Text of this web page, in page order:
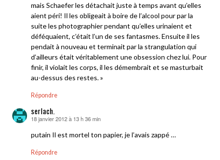
mais Schaefer les détachait juste à temps avant qu’elles
aient péri! Il les obligeait à boire de l’alcool pour par la
suite les photographier pendant qu’elles urinaient et
déféquaient, c’était l’un de ses fantasmes. Ensuite il les
pendait à nouveau et terminait par la strangulation qui
d’ailleurs était véritablement une obsession chez lui. Pour
finir, il violait les corps, il les démembrait et se masturbait
au-dessus des restes. »
Répondre
serlach.
dit :
18 janvier 2012 à 13 h 36 min
putain Il est mortel ton papier, je l’avais zappé …
Répondre